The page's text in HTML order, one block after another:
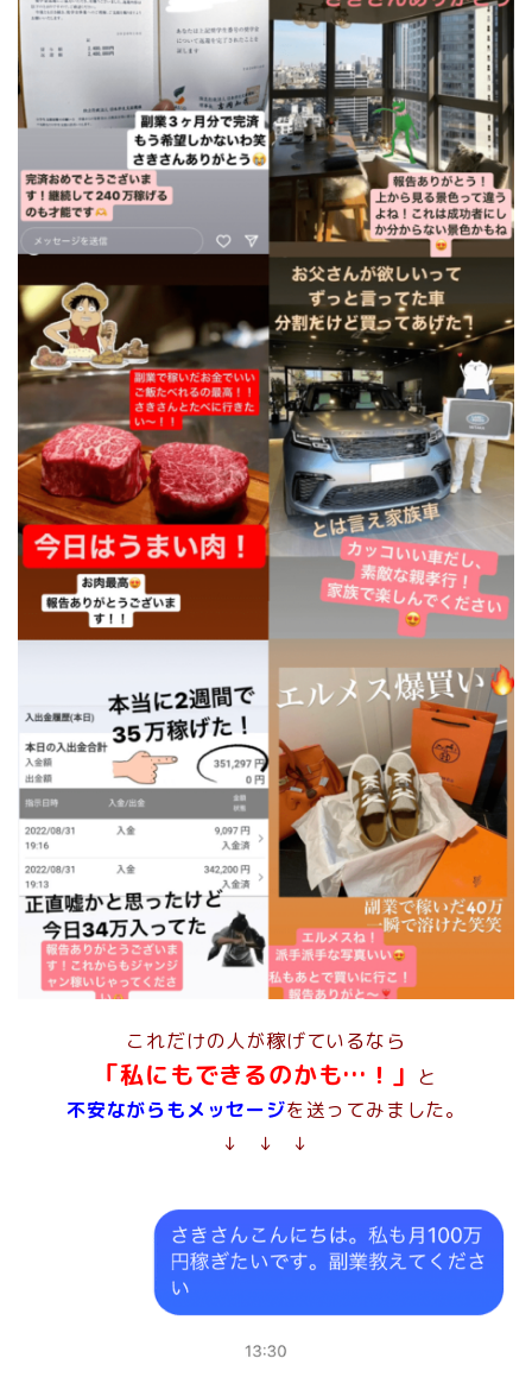
これだけの人が稼げているなら
「私にもできるのかも…！」 と
不安ながらもメッセージを送ってみました。
↓ ↓ ↓